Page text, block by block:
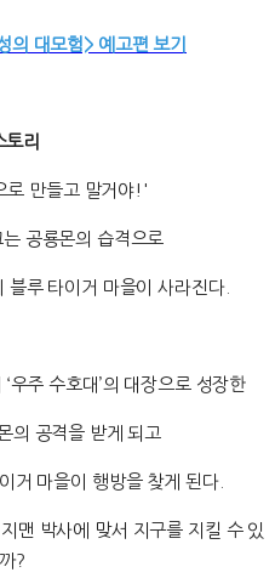
의 대모험> 예고편 보기
토리
로 만들고 말거야!'
공룡몬의 습격으로
블루 타이거 마을이 사라진다.
주 수호대’의 대장으로 성장한
의 공격을 받게 되고
거 마을이 행방을 찾게 된다.
맨 박사에 맞서 지구를 지킬 수 있
?